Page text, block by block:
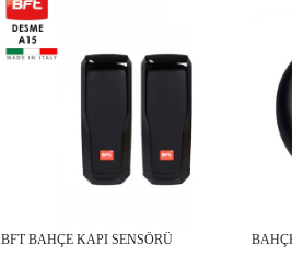
BFT BAHÇE KAPI SENSÖRÜ BAHÇE